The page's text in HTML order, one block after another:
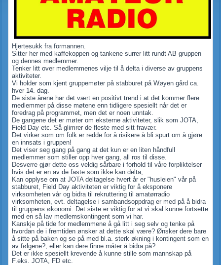
Hjertesukk fra formannen.
Sitter her med kaffekoppen og tankene surrer litt rundt AB gruppen
og dennes medlemmer.
Tenker litt over medlemmenes vilje til å delta i diverse av gruppens
aktiviteter.
Vi holder som kjent gruppemøter på stabburet på Wøyen gård ca.
hver 14. dag.
De siste årene har det vært en positivt trend i at det kommer flere
medlemmer på disse møtene enn tidligere spesiellt når det er
foredrag på programmet, men det er noen unntak.
De gangene det er møter om eksterne aktiviteter, slik som JOTA,
Field Day etc. Så glimrer de fleste med sitt fravær.
Det virker som om folk er redde for å risikere å bli spurt om å gjøre
en innsats i gruppen!
Det viser seg gang på gang at det kun er en liten håndfull
medlemmer som stiller opp hver gang, all ros til disse.
Desverre gjør dette oss veldig sårbare i forhold til våre forpliktelser
hvis det er en av de faste som ikke kan delta,
Kan opplyse om at JOTA deltagelse hvert år er "husleien" vår på
stabburet, Field Day aktiviteten er viktig for å eksponere
virksomheten vår og bidra til rekruttering til amatørradio
virksomheten, evt. deltagelse i sambandsoppdrag er med på å bidra
til gruppens økonomi. Det siste er viktig for at vi skal kunne fortsette
med en så lav medlemskontingent som vi har.
Kanskje på tide for medlemmene å gå litt i seg selv og tenke på
hvordan de i fremtiden ønsker at dette skal være? Ønsker dere bare
å sitte på baken og se på med bl.a. sterk økning i kontingent som en
av følgene?, eller kan dere finne måter å bidra på?
Det er ikke spesiellt krevende å kunne stille som mannskap på
F.eks. JOTA, FD etc.